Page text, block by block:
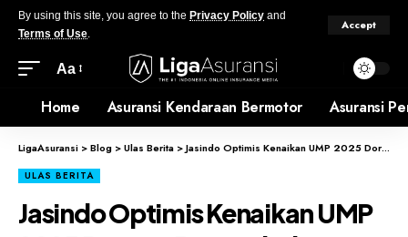
By using this site, you agree to the Privacy Policy and
Terms of Use.
Accept
Aa
Home Asuransi Kendaraan Bermotor Asuransi
LigaAsuransi >Blog >Ulas Berita >Jasindo Optimis Kenaikan UMP 2025 Dorong Pertumbuhan Densitas Asuransi: Dan Update 7 Berita Asuransi di Indonesia
ULAS BERITA
Jasindo Optimis Kenaikan UMP